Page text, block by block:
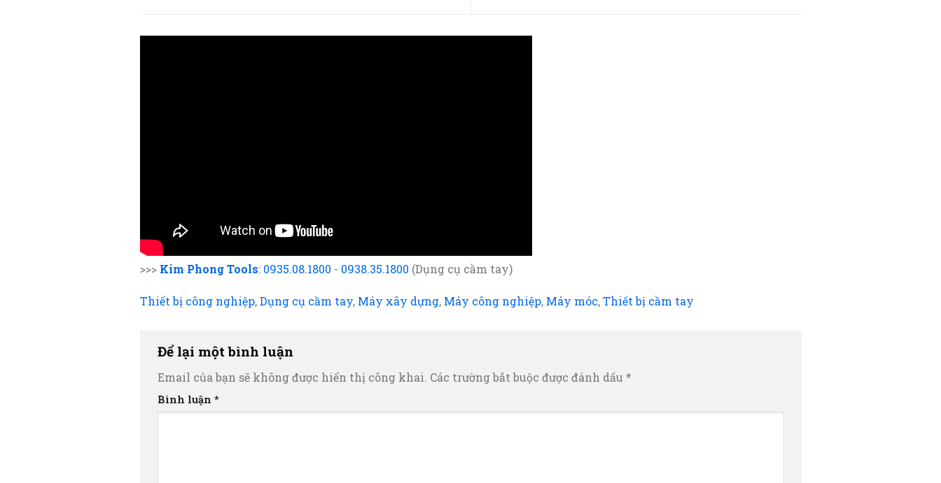
>>> Kim Phong Tools: 0935.08.1800 - 0938.35.1800 (Dụng cụ cầm tay)
Thiết bị công nghiệp,Dụng cụ cầm tay, Máy xây dựng, Máy công nghiệp, Máy móc,Thiết bị cầm tay
Để lại một bình luận
Email của bạn sẽ không được hiển thị công khai. Các trường bắt buộc được đánh dấu *
Bình luận *